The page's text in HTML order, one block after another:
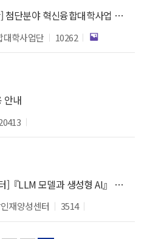
[신기술혁신융합대학사업단] 첨단분야 혁신융합대학사업 제5회 CO-Week Academy 참가 안내
대학사업단 10262
안내
[스마트ICT융합인재양성센터]『LLM 모델과 생성형 AI』 특강 재안내
재양성센터 3514